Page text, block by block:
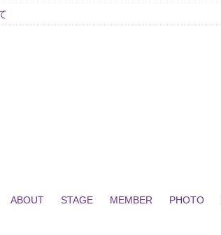
ABOUT STAGE MEMBER PHOTO